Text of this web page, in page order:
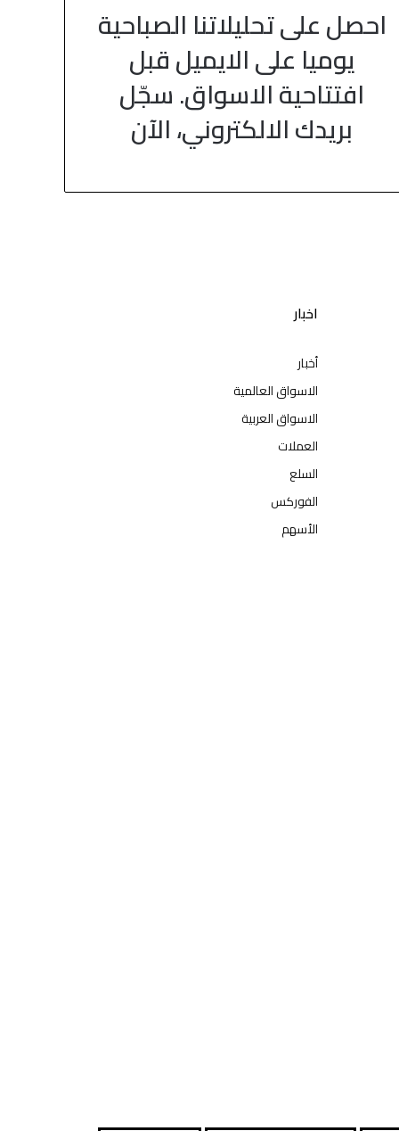
احصل على تحليلاتنا الصباحية
يوميا على الايميل قبل
افتتاحية الاسواق. سجّل
بريدك الالكتروني، الآن
اخبار
أخبار
الاسواق العالمية
الاسواق العربية
العملات
السلع
الفوركس
الأسهم